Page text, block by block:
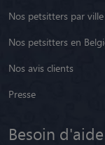
Nos petsitters par ville
Nos petsitters en
Nos avis clients
Presse
Besoin